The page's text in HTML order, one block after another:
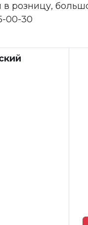
розницу,
00-30